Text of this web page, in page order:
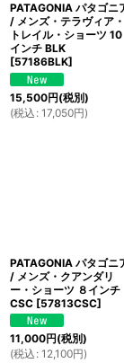
PATAGONIA パタゴニ
/ メンズ・テラヴィア・
トレイル・ショーツ 10
インチ BLK
[57186BLK]
15,500円(税別)
(税込 : 17,050円)
PATAGONIA パタゴニ
/ メンズ・クアンダリ
ー・ショーツ ８インチ
CSC [57813CSC]
11,000円(税別)
(税込 : 12,100円)